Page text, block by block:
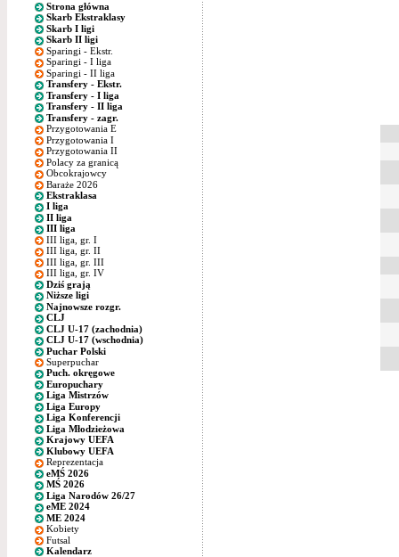
Strona główna
Skarb Ekstraklasy
Skarb I ligi
Skarb II ligi
Sparingi - Ekstr.
Sparingi - I liga
Sparingi - II liga
Transfery - Ekstr.
Transfery - I liga
Transfery - II liga
Transfery - zagr.
Przygotowania E
Przygotowania I
Przygotowania II
Polacy za granicą
Obcokrajowcy
Baraże 2026
Ekstraklasa
I liga
II liga
III liga
III liga, gr. I
III liga, gr. II
III liga, gr. III
III liga, gr. IV
Dziś grają
Niższe ligi
Najnowsze rozgr.
CLJ
CLJ U-17 (zachodnia)
CLJ U-17 (wschodnia)
Puchar Polski
Superpuchar
Puch. okręgowe
Europuchary
Liga Mistrzów
Liga Europy
Liga Konferencji
Liga Młodzieżowa
Krajowy UEFA
Klubowy UEFA
Reprezentacja
eMŚ 2026
MŚ 2026
Liga Narodów 26/27
eME 2024
ME 2024
Kobiety
Futsal
Kalendarz